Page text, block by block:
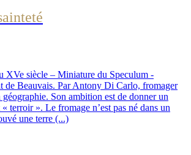
XVe siècle – Miniature du ­Speculum
de Beauvais. Par Antony Di Carlo, fromager
géographie. Son ambition est de donner un
terroir ». Le fromage n’est pas né dans un
une terre (...)